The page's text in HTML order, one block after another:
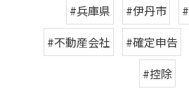
#兵庫県 #伊丹市
#不動産会社
#確定申告
#控除